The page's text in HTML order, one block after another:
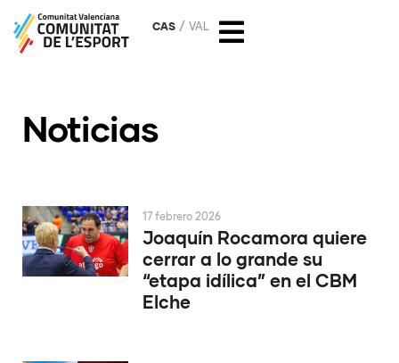
CAS VAL
Noticias
Joaquín Rocamora quiere
cerrar a lo grande su
“etapa idílica” en el CBM
Elche
17 febrero 2026